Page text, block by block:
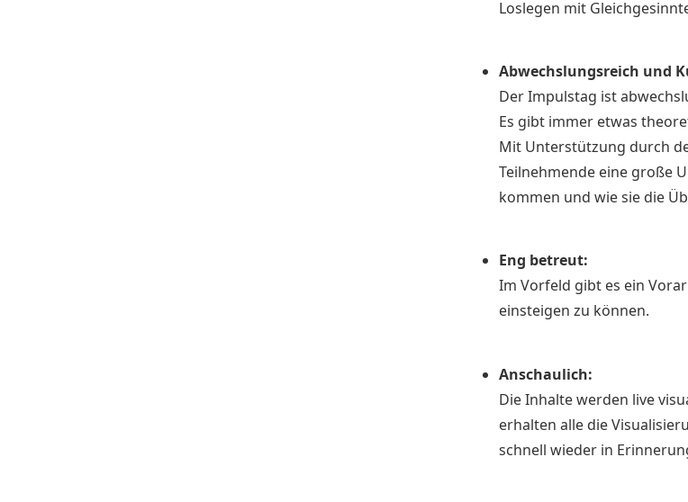
Loslegen mit
Abwechslungsreich und
Der Impulstag ist
Es gibt immer etwas
Mit Unterstützung durch
Teilnehmende eine große
kommen und wie sie die
Eng betreut:
Im Vorfeld gibt es ein
einsteigen zu können.
Anschaulich:
Die Inhalte werden live
erhalten alle die
schnell wieder in